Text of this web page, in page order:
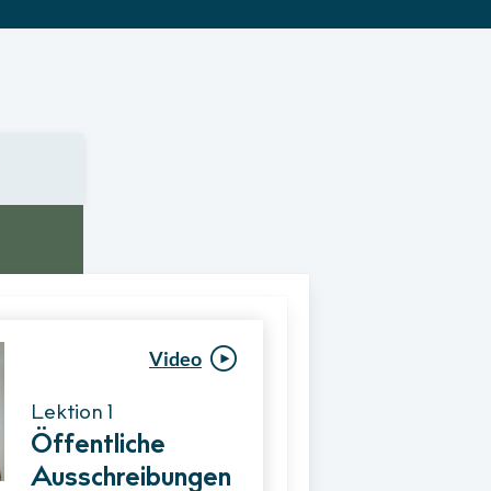
Video
Lektion 1
Öffentliche
AusschreibungenVergabeverfahre